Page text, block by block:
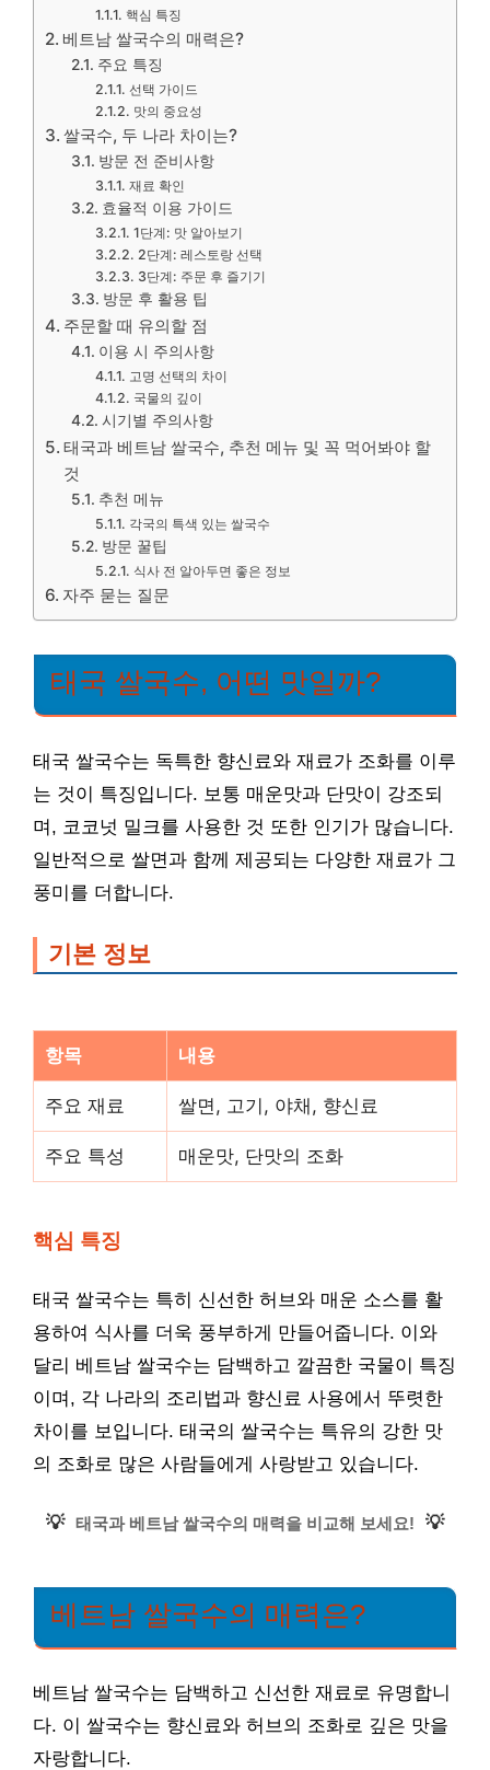
핵심 특징
베트남 쌀국수의 매력은?
주요 특징
선택 가이드
맛의 중요성
쌀국수, 두 나라 차이는?
방문 전 준비사항
재료 확인
효율적 이용 가이드
1단계: 맛 알아보기
2단계: 레스토랑 선택
3단계: 주문 후 즐기기
방문 후 활용 팁
주문할 때 유의할 점
이용 시 주의사항
고명 선택의 차이
국물의 깊이
시기별 주의사항
태국과 베트남 쌀국수, 추천 메뉴 및 꼭 먹어봐야 할
것
추천 메뉴
각국의 특색 있는 쌀국수
방문 꿀팁
식사 전 알아두면 좋은 정보
자주 묻는 질문
태국 쌀국수, 어떤 맛일까?
태국 쌀국수는 독특한 향신료와 재료가 조화를 이루
는 것이 특징입니다. 보통 매운맛과 단맛이 강조되
며, 코코넛 밀크를 사용한 것 또한 인기가 많습니다.
일반적으로 쌀면과 함께 제공되는 다양한 재료가 그
풍미를 더합니다.
기본 정보
항목 내용
주요 재료 쌀면, 고기, 야채, 향신료
주요 특성 매운맛, 단맛의 조화
핵심 특징
태국 쌀국수는 특히 신선한 허브와 매운 소스를 활
용하여 식사를 더욱 풍부하게 만들어줍니다. 이와
달리 베트남 쌀국수는 담백하고 깔끔한 국물이 특징
이며, 각 나라의 조리법과 향신료 사용에서 뚜렷한
차이를 보입니다. 태국의 쌀국수는 특유의 강한 맛
의 조화로 많은 사람들에게 사랑받고 있습니다.
💡 태국과 베트남 쌀국수의 매력을 비교해 보세요! 💡
베트남 쌀국수의 매력은?
베트남 쌀국수는 담백하고 신선한 재료로 유명합니
다. 이 쌀국수는 향신료와 허브의 조화로 깊은 맛을
자랑합니다.